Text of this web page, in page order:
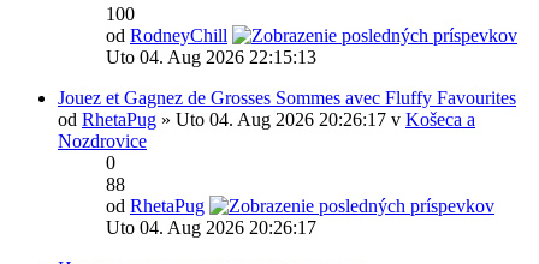
100
od RodneyChill
Uto 04. Aug 2026 22:15:13
Jouez et Gagnez de Grosses Sommes avec Fluffy Favourites
od RhetaPug » Uto 04. Aug 2026 20:26:17 v Košeca a
Nozdrovice
0
88
od RhetaPug
Uto 04. Aug 2026 20:26:17